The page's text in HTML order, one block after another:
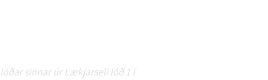
sinnar úr Lækjarseli lóð 1 í